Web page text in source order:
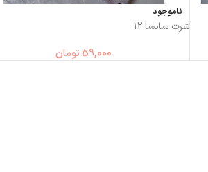
ناموجود
شرت سانسا ۱۲
59,000 تومان